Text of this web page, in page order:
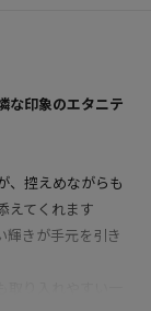
な印象のエタニテ
、控えめながらも
えてくれます
きが手元を引き